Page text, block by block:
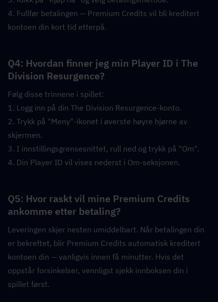
4. Fullfør betalingen — Premium Credits vil bli kreditert
kontoen din kort tid etterpå.
Q4: Hvordan finner jeg min Player ID i The
Division Resurgence?
Følg disse trinnene i spillet:
1. Logg inn på din The Division Resurgence-konto.
2. Trykk på "Meny"-ikonet i øverste høyre hjørne av
skjermen.
3. I innstillingsgrensesnittet, rull ned og trykk på "Om".
4. Din Player ID vil vises nederst i Om-seksjonen.
Q5: Hvor raskt vil mine Premium Credits
ankomme etter betaling?
Leveringen skjer nesten umiddelbart. Når betalingen din
er bekreftet, blir Premium Credits automatisk kreditert
kontoen din — vanligvis innen få minutter. Hvis det
oppstår forsinkelser, vennligst sjekk innboksen din i
spillet først.